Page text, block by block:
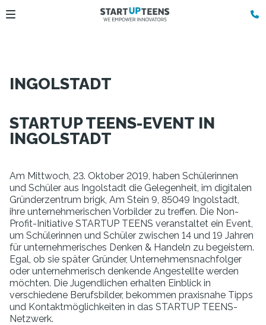
INGOLSTADT
STARTUP TEENS-EVENT IN
INGOLSTADT
Am Mittwoch, 23. Oktober 2019, haben Schülerinnen
und Schüler aus Ingolstadt die Gelegenheit, im digitalen
Gründerzentrum brigk, Am Stein 9, 85049 Ingolstadt,
ihre unternehmerischen Vorbilder zu treffen. Die Non-
Profit-Initiative STARTUP TEENS veranstaltet ein Event,
um Schülerinnen und Schüler zwischen 14 und 19 Jahren
für unternehmerisches Denken & Handeln zu begeistern.
Egal, ob sie später Gründer, Unternehmensnachfolger
oder unternehmerisch denkende Angestellte werden
möchten. Die Jugendlichen erhalten Einblick in
verschiedene Berufsbilder, bekommen praxisnahe Tipps
und Kontaktmöglichkeiten in das STARTUP TEENS-
Netzwerk.